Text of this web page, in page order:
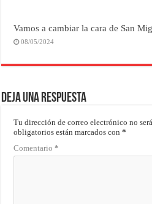
Vamos a cambiar la cara de San
08/05/2024
Deja una respuesta
Tu dirección de correo electrónico no
obligatorios están marcados con*
Comentario*